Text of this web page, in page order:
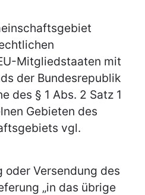
Mitgliedstaaten mit
der Bundesrepublik
des § 1 Abs. 2 Satz 1
Gebieten des
vgl.
oder Versendung des
„in das übrige